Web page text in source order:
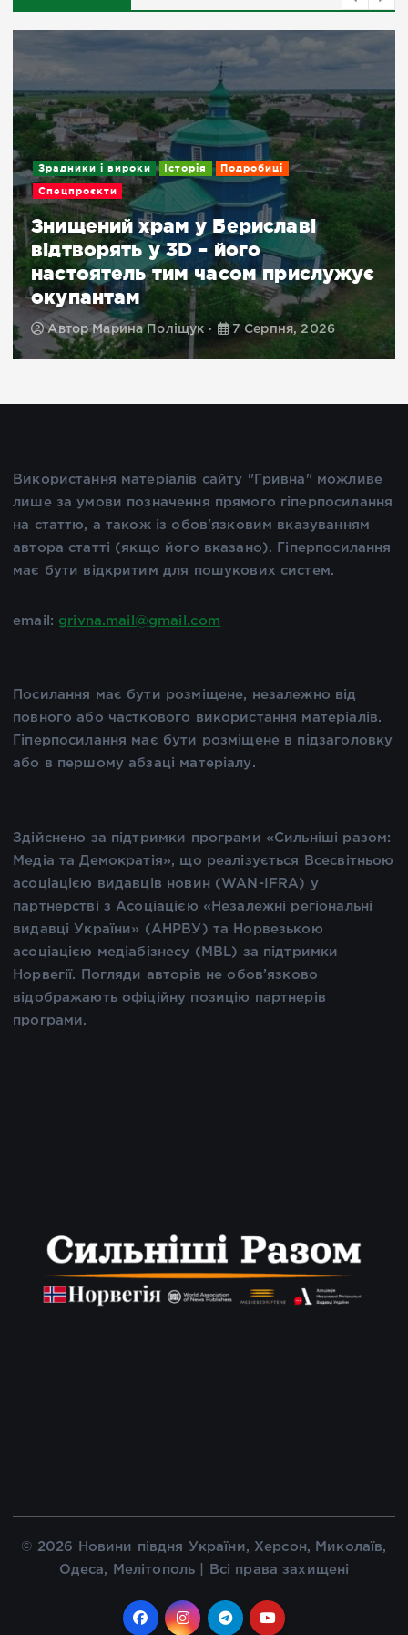
Зрадники і вироки Історія Подробиці
Спецпроєкти
Знищений храм у Бериславі
відтворять у 3D – його
настоятель тим часом прислужує
окупантам
Автор Марина Поліщук 7 Серпня, 2026
Використання матеріалів сайту "Гривна" можливе
лише за умови позначення прямого гіперпосилання
на статтю, а також із обов'язковим вказуванням
автора статті (якщо його вказано). Гіперпосилання
має бути відкритим для пошукових систем.
email: grivna.mail@gmail.com
Посилання має бути розміщене, незалежно від
повного або часткового використання матеріалів.
Гіперпосилання має бути розміщене в підзаголовку
або в першому абзаці матеріалу.
Здійснено за підтримки програми «Сильніші разом:
Медіа та Демократія», що реалізується Всесвітньою
асоціацією видавців новин (WAN-IFRA) у
партнерстві з Асоціацією «Незалежні регіональні
видавці України» (АНРВУ) та Норвезькою
асоціацією медіабізнесу (MBL) за підтримки
Норвегії. Погляди авторів не обов’язково
відображають офіційну позицію партнерів
програми.
© 2026 Новини півдня України, Херсон, Миколаїв,
Одеса, Мелітополь | Всі права захищені